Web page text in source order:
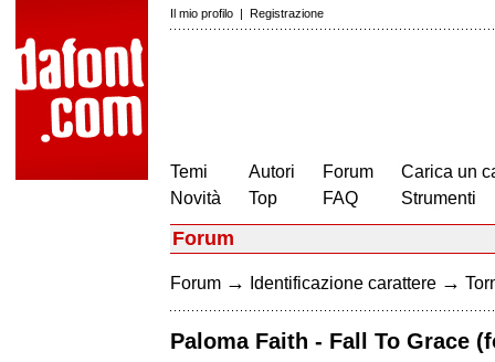
Il mio profilo | Registrazione
Temi
Novità
Autori
Top
Forum
FAQ
Carica un
Strumenti
Forum
Forum → Identificazione carattere →
Paloma Faith - Fall To Grace